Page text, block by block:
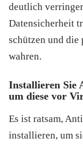
deutlich
Datensicherheit
schützen und die
wahren.
Installieren Sie
um diese vor
Es ist ratsam,
installieren, um